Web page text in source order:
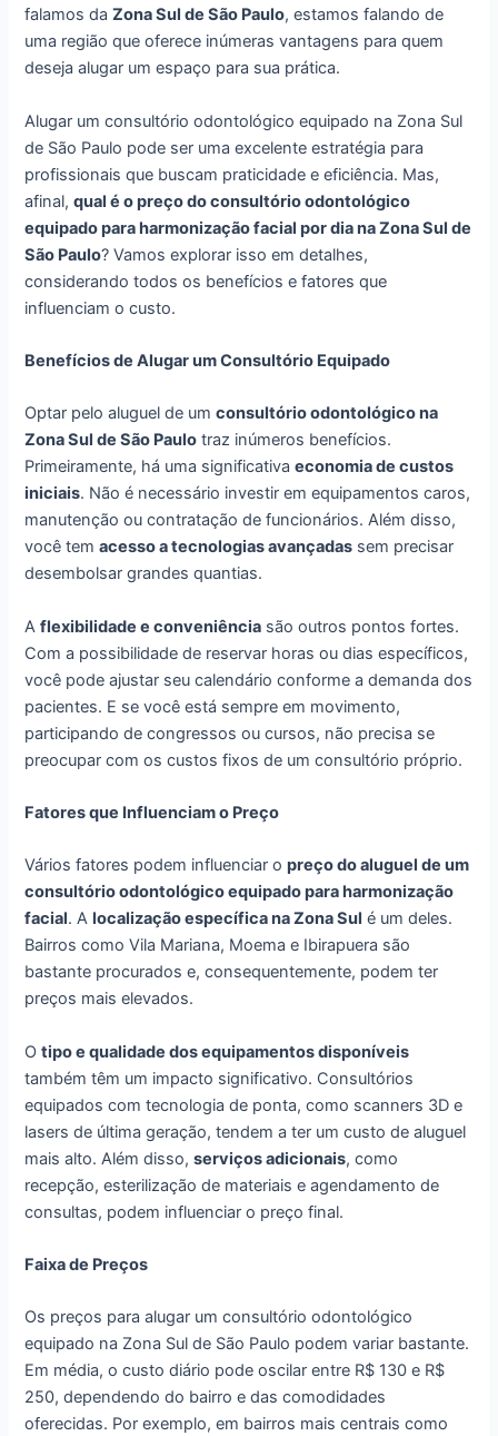
falamos daZona Sul de São Paulo, estamos falando de
uma região que oferece inúmeras vantagens para quem
deseja alugar um espaço para sua prática.
Alugar um consultório odontológico equipado na Zona Sul
de São Paulo pode ser uma excelente estratégia para
profissionais que buscam praticidade e eficiência. Mas,
afinal,qual é o preço do consultório odontológico
equipado para harmonização facial por dia na Zona Sul de
São Paulo? Vamos explorar isso em detalhes,
considerando todos os benefícios e fatores que
influenciam o custo.
Benefícios de Alugar um Consultório Equipado
Optar pelo aluguel de umconsultório odontológico na
Zona Sul de São Paulo traz inúmeros benefícios.
Primeiramente, há uma significativaeconomia de custos
iniciais. Não é necessário investir em equipamentos caros,
manutenção ou contratação de funcionários. Além disso,
você temacesso a tecnologias avançadas sem precisar
desembolsar grandes quantias.
Aflexibilidade e conveniência são outros pontos fortes.
Com a possibilidade de reservar horas ou dias específicos,
você pode ajustar seu calendário conforme a demanda dos
pacientes. E se você está sempre em movimento,
participando de congressos ou cursos, não precisa se
preocupar com os custos fixos de um consultório próprio.
Fatores que Influenciam o Preço
Vários fatores podem influenciar opreço do aluguel de um
consultório odontológico equipado para harmonização
facial. A localização específica na Zona Sul é um deles.
Bairros como Vila Mariana, Moema e Ibirapuera são
bastante procurados e, consequentemente, podem ter
preços mais elevados.
Otipo e qualidade dos equipamentos disponíveis
também têm um impacto significativo. Consultórios
equipados com tecnologia de ponta, como scanners 3D e
lasers de última geração, tendem a ter um custo de aluguel
mais alto. Além disso,serviços adicionais, como
recepção, esterilização de materiais e agendamento de
consultas, podem influenciar o preço final.
Faixa de Preços
Os preços para alugar um consultório odontológico
equipado na Zona Sul de São Paulo podem variar bastante.
Em média, o custo diário pode oscilar entre R$ 130 e R$
250, dependendo do bairro e das comodidades
oferecidas. Por exemplo, em bairros mais centrais como